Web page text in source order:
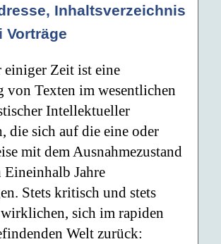
Inhaltsverzeichnis
Vorträge
einiger Zeit ist eine
von Texten im wesentlichen
Intellektueller
die sich auf die eine oder
mit dem Ausnahmezustand
Eineinhalb Jahre
Stets kritisch und stets
sich im rapiden
Welt zurück: